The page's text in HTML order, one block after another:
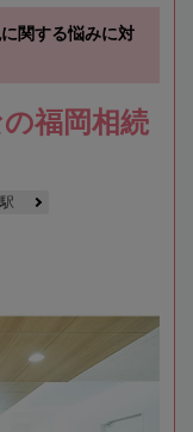
関する悩みに対
福岡相続